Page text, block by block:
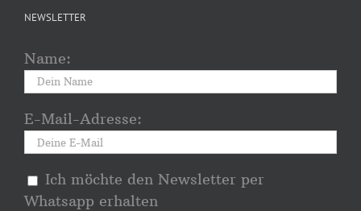
NEWSLETTER
Name:
E-Mail-Adresse:
Ich möchte den Newsletter per
Whatsapp erhalten